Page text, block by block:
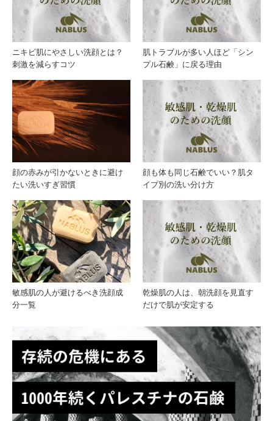
石鹸
理由
香害
が気
にな
ニキビ肌にやさしい洗顔とは？
刺激を減らすコツ
肌トラブルが多い人ほど「シン
プル石鹸」に戻る理由
顔の赤みが引かないときに避け
たい洗いすぎ習慣
顔も体も同じ石鹸でいい？肌タ
イプ別の洗い分け方
敏感肌の人が避けるべき洗顔成
分一覧
乾燥肌の人は、朝洗顔を見直す
だけで肌が安定する